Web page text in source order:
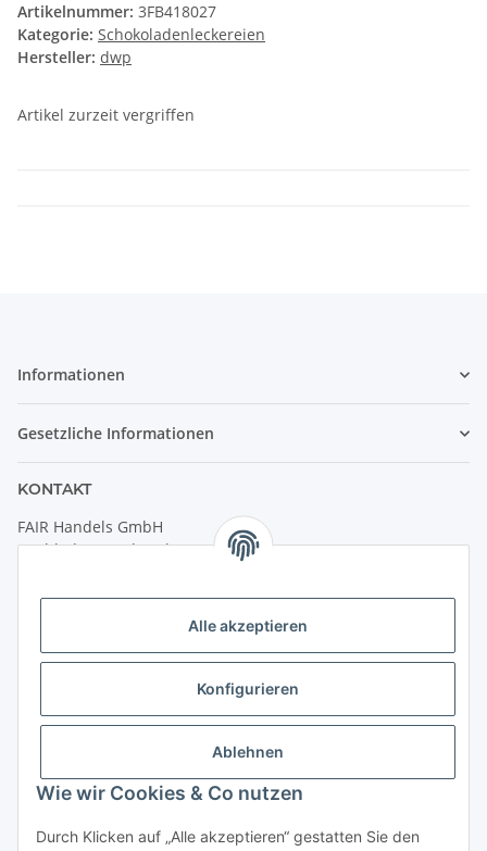
Alle akzeptieren
Konfigurieren
Ablehnen
Wie wir Cookies & Co nutzen
Durch Klicken auf „Alle akzeptieren“ gestatten Sie den
Artikelnummer: 3FB418027
Kategorie: Schokoladenleckereien
Hersteller: dwp
Artikel zurzeit vergriffen
Informationen
Gesetzliche Informationen
KONTAKT
FAIR Handels GmbH
(Weltladen Innsbruck)
6020 Innsbruck
Öffnungszeiten: